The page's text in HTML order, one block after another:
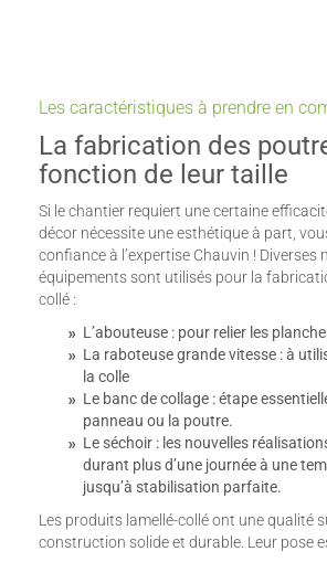
Les caractéristiques à prendre en
La fabrication des
fonction de leur taille
Si le chantier requiert une certaine
décor nécessite une esthétique à part,
confiance à l’expertise Chauvin ! Diverses
équipements sont utilisés pour la
collé :
L’abouteuse : pour relier les
La raboteuse grande vitesse : à
la colle
Le banc de collage : étape
panneau ou la poutre.
Le séchoir : les nouvelles
durant plus d’une journée à une
jusqu’à stabilisation parfaite.
Les produits lamellé-collé ont une qualité
construction solide et durable. Leur pose